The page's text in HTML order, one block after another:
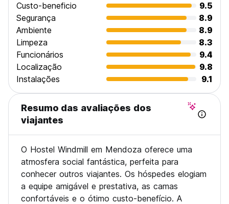
Custo-beneficio
9.5
Segurança
8.9
Ambiente
8.9
Limpeza
8.3
Funcionários
9.4
Localização
9.8
Instalações
9.1
Resumo das avaliações dos
viajantes
O Hostel Windmill em Mendoza oferece uma
atmosfera social fantástica, perfeita para
conhecer outros viajantes. Os hóspedes elogiam
a equipe amigável e prestativa, as camas
confortáveis e o ótimo custo-benefício. A